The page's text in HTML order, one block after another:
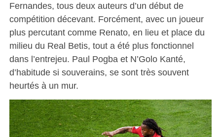
Fernandes, tous deux auteurs d’un début de
compétition décevant. Forcément, avec un joueur
plus percutant comme Renato, en lieu et place du
milieu du Real Betis, tout a été plus fonctionnel
dans l’entrejeu. Paul Pogba et N’Golo Kanté,
d’habitude si souverains, se sont très souvent
heurtés à un mur.